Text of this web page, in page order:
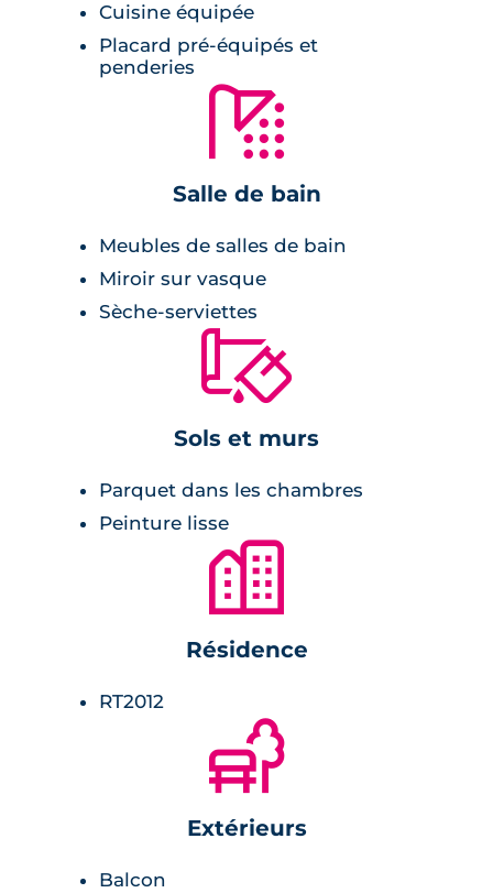
Prestations du bien neuf
balcon ou terrasse avec lames de bois,
cuisine équipée,
revêtement de sol en parquet stratifié,
espaces de rangement,
double vitrage.
Salle de bains :
meuble vasque avec miroir et appliques
radiateur sèche-serviette,
carrelage avec faïence assortie.
parquet stratifié.
Cuisine équipée
Placard pré-équipés et
penderies
🚿
Salle de bain
Meubles de salles de bain
Miroir sur vasque
Sèche-serviettes
🔨
Sols et murs
Parquet dans les chambres
Peinture lisse
🏙
Résidence
RT2012
🌲
Extérieurs
Balcon